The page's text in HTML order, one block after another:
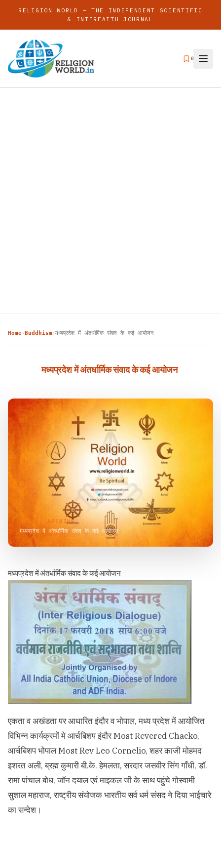
RELIGION WORLD — THE INDEPENDENT SCIENTIFIC
& INTERFAITH JOURNAL
0
Home› Buddhism›मध्यप्रदेश में अंतर्धार्मिक संवाद के कई आयोजन
मध्यप्रदेश में अंतर्धार्मिक संवाद के कई आयोजन
VISUAL ARCHIVE
मध्यप्रदेश में अंतर्धार्मिक संवाद के कई आयोजन
मध्यप्रदेश में अंतर्धार्मिक संवाद के कई आयोजन
एकता व अखंडता पर आधारित इंदौर व भोपाल, मध्य प्रदेश में आयोजित
विभिन्न कार्यक्रमों मे आर्चबिशप इंदौर Most Revered Chacko,
आर्चबिशप भोपाल Most Rev Leo Cornelio, शहर काजी मोहमद
इशरत अली, ब्रह्म कुमारी बी.के. हेमलता, सरदार जसवीर सिंग गाँधी, डॉ.
रामा पांचाल बोध, जॉन दयाल एवं माइकल जी के साथ पहुंचे गोस्वामी
सुशाल महाराज, राष्ट्रीय संयोजक भारतीय सर्व धर्म संसद ने दिया भाईचारे
का सन्देश।